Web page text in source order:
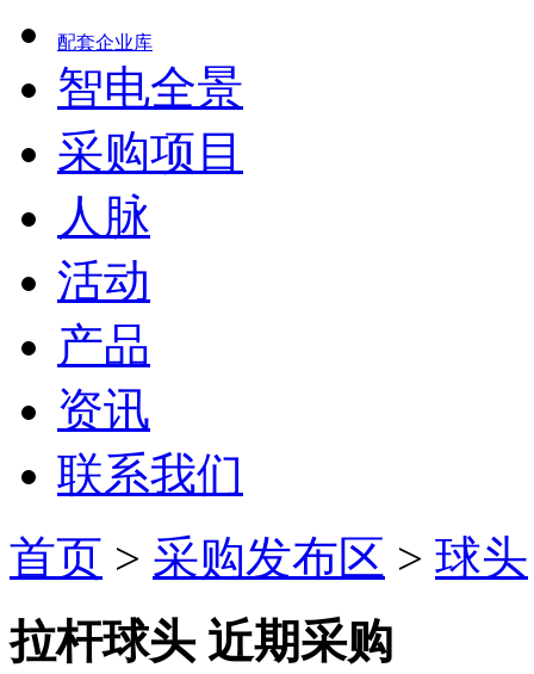
配套企业库
智电全景
采购项目
人脉
活动
产品
资讯
联系我们
首页 > 采购发布区 > 球头
拉杆球头 近期采购